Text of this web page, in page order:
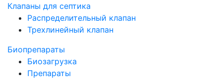
Клапаны для септика
Распределительный клапан
Трехлинейный клапан
Биопрепараты
Биозагрузка
Препараты